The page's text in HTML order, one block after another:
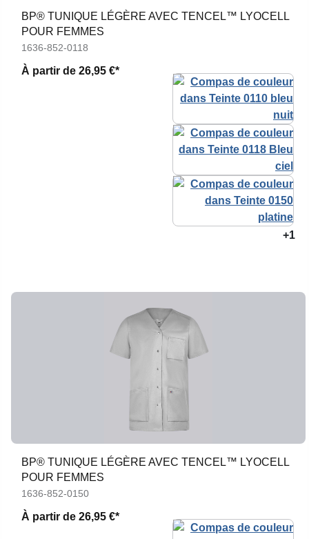
BP® TUNIQUE LÉGÈRE AVEC TENCEL™ LYOCELL
POUR FEMMES
1636-852-0118
À partir de 26,95 €*
+1
BP® TUNIQUE LÉGÈRE AVEC TENCEL™ LYOCELL
POUR FEMMES
1636-852-0150
À partir de 26,95 €*